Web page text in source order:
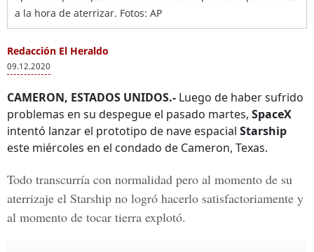
a la hora de aterrizar. Fotos: AP
Redacción El Heraldo
09.12.2020
CAMERON, ESTADOS UNIDOS.- Luego de haber sufrido
problemas en su despegue el pasado martes, SpaceX
intentó lanzar el prototipo de nave espacial Starship
este miércoles en el condado de Cameron, Texas.
Todo transcurría con normalidad pero al momento de su
aterrizaje el Starship no logró hacerlo satisfactoriamente y
al momento de tocar tierra explotó.